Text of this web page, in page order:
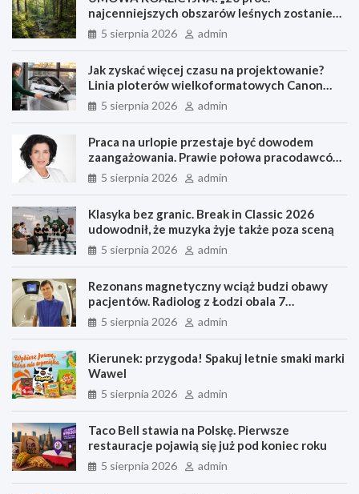
najcenniejszych obszarów leśnych zostanie
wyłączone z wycinki”
5 sierpnia 2026 admin
Jak zyskać więcej czasu na projektowanie?
Linia ploterów wielkoformatowych Canon
colorWAVE usprawnia przygotowanie
dokumentacji technicznej
5 sierpnia 2026 admin
Praca na urlopie przestaje być dowodem
zaangażowania. Prawie połowa pracodawców
ma oficjalną politykę niekontaktowania się z
pracownikami na urlopie, a w przypadku 9 na
odpoczywa
5 sierpnia 2026 admin
Klasyka bez granic. Break in Classic 2026
udowodnił, że muzyka żyje także poza sceną
5 sierpnia 2026 admin
Rezonans magnetyczny wciąż budzi obawy
pacjentów. Radiolog z Łodzi obala 7
najczęstszych mitów o jednym z
najdokładniejszych badań diagnostycznych
5 sierpnia 2026 admin
Kierunek: przygoda! Spakuj letnie smaki marki
Wawel
5 sierpnia 2026 admin
Taco Bell stawia na Polskę. Pierwsze
restauracje pojawią się już pod koniec roku
5 sierpnia 2026 admin